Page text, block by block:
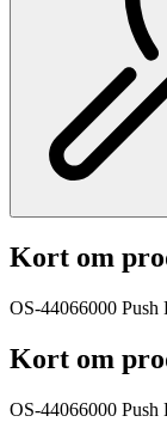
Kort om
OS-44066000 Push
Kort om
OS-44066000 Push